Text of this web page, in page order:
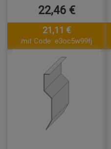
22,46 €
21,11 €
mit Code: e3oc5w99fj